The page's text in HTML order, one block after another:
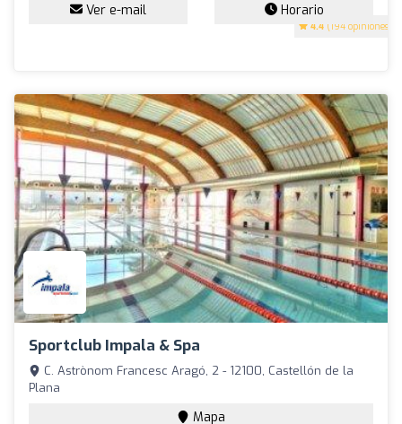
4.4 (194 opiniones)
Ver e-mail Horario
Sportclub Impala & Spa
C. Astrònom Francesc Aragó, 2 - 12100, Castellón de la
Plana
Mapa